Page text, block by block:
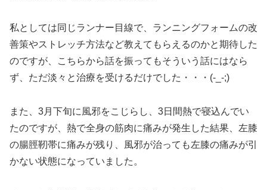
私としては同じランナー目線で、ランニングフォームの改
善策やストレッチ方法など教えてもらえるのかと期待した
のですが、こちらから話を振ってもそういう話にはなら
ず、ただ淡々と治療を受けるだけでした・・・(-_-;)
また、3月下旬に風邪をこじらし、3日間熱で寝込んでい
たのですが、熱で全身の筋肉に痛みが発生した結果、左膝
の腸脛靭帯に痛みが残り、風邪が治っても左膝の痛みが引
かない状態になっていました。